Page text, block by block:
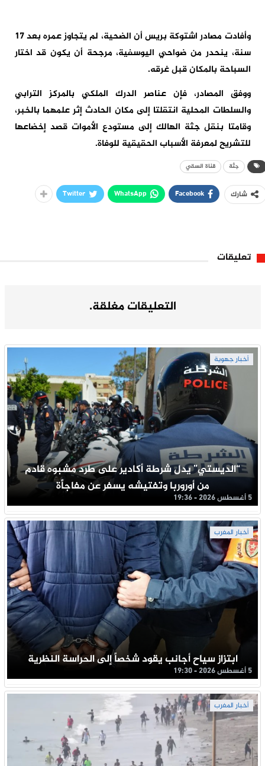
وأفادت مصادر اشتوكة بريس أن الضحية، لم يتجاوز عمره بعد 17
سنة، ينحدر من ضواحي اليوسفية، مرجحة أن يكون قد اختار
السباحة بالمكان قبل غرقه.
ووفق المصادر، فإن عناصر الدرك الملكي بالمركز الترابي
والسلطات المحلية انتقلتا إلى مكان الحادث إثر علمهما بالخبر،
وقامتا بنقل جثة الهالك إلى مستودع الأموات قصد إخضاعها
للتشريح لمعرفة الأسباب الحقيقية للوفاة.
جثة قناة السقي
شارك Facebook
WhatsApp
Twitter
تعليقات
التعليقات مغلقة.
أخبار جهوية
“الديستي” يدل شرطة أكادير على طرد مشبوه قادم
من أوروربا وتفتيشه يسفر عن مفاجأة
5 أغسطس 2026 - 19:36
أخبار المغرب
ابتزاز سياح أجانب يقود شخصاً إلى الحراسة النظرية
5 أغسطس 2026 - 19:30
أخبار المغرب